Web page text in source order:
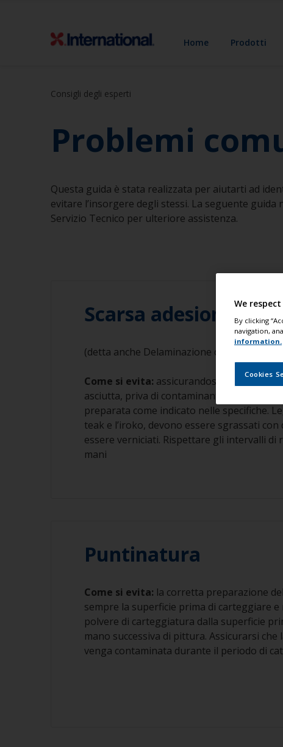
Home Prodotti
Consigli degli esperti
Problemi
Questa guida è stata realizzata per aiutarti ad
evitare l’insorgere degli stessi. La seguente
Servizio Tecnico per ulteriore assistenza.
Scarsa adesione
(detta anche Delaminazione della Pittura o
Come si evita: assicurandosi che la
asciutta, priva di contaminanti e che sia
preparata come indicato nelle specifiche.
teak e l’iroko, devono essere sgrassati
essere verniciati. Rispettare gli intervalli di
mani
Puntinatura
Come si evita: la corretta preparazione
sempre la superficie prima di carteggiare
polvere di carteggiatura dalla superficie
mano successiva di pittura. Assicurarsi che
venga contaminata durante il periodo di
We
By clicking
navigation,
information.
Cookies